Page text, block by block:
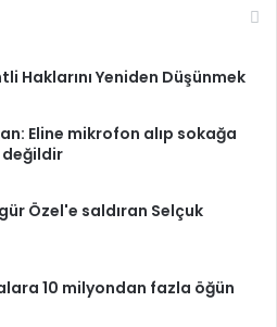
Haklarını Yeniden Düşünmek
Eline mikrofon alıp sokağa
değildir
Özel'e saldıran Selçuk
10 milyondan fazla öğün